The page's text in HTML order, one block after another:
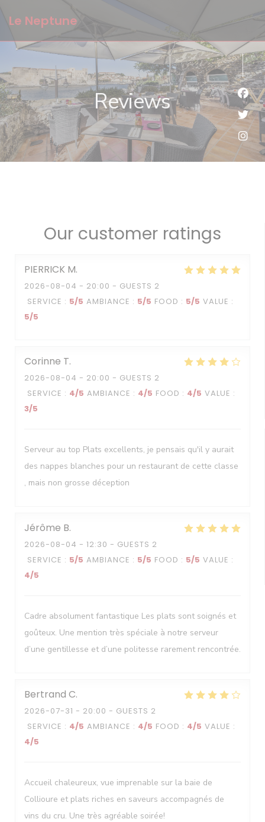
Le Neptune
Reviews
Our customer ratings
PIERRICK M
2026-08-04 - 20:00 - GUESTS 2
SERVICE : 5/5 AMBIANCE : 5/5 FOOD : 5/5 VALUE :
5/5
Corinne T
2026-08-04 - 20:00 - GUESTS 2
SERVICE : 4/5 AMBIANCE : 4/5 FOOD : 4/5 VALUE :
3/5
Serveur au top Plats excellents, je pensais qu'il y aurait
des nappes blanches pour un restaurant de cette classe
, mais non grosse déception
Jérôme B
2026-08-04 - 12:30 - GUESTS 2
SERVICE : 5/5 AMBIANCE : 5/5 FOOD : 5/5 VALUE :
4/5
Cadre absolument fantastique Les plats sont soignés et
goûteux. Une mention très spéciale à notre serveur
d’une gentillesse et d’une politesse rarement rencontrée.
Bertrand C
2026-07-31 - 20:00 - GUESTS 2
SERVICE : 4/5 AMBIANCE : 4/5 FOOD : 4/5 VALUE :
4/5
Accueil chaleureux, vue imprenable sur la baie de
Collioure et plats riches en saveurs accompagnés de
vins du cru. Une très agréable soirée!